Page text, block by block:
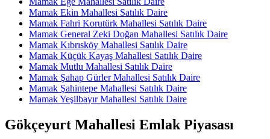
Mamak Ekin Mahallesi Satılık Daire
Mamak Fahri Korutürk Mahallesi Satılık Daire
Mamak General Zeki Doğan Mahallesi Satılık Daire
Mamak Kıbrısköy Mahallesi Satılık Daire
Mamak Küçük Kayaş Mahallesi Satılık Daire
Mamak Mutlu Mahallesi Satılık Daire
Mamak Şahap Gürler Mahallesi Satılık Daire
Mamak Şahintepe Mahallesi Satılık Daire
Mamak Yeşilbayır Mahallesi Satılık Daire
Gökçeyurt Mahallesi Emlak Piyasası